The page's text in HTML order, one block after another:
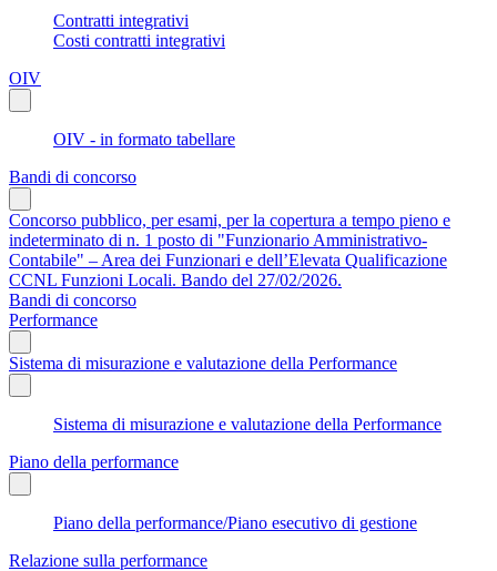
Contratti integrativi
Costi contratti integrativi
OIV
OIV - in formato tabellare
Bandi di concorso
Concorso pubblico, per esami, per la copertura a tempo pieno e
indeterminato di n. 1 posto di "Funzionario Amministrativo-
Contabile" – Area dei Funzionari e dell’Elevata Qualificazione
CCNL Funzioni Locali. Bando del 27/02/2026.
Bandi di concorso
Performance
Sistema di misurazione e valutazione della Performance
Sistema di misurazione e valutazione della Performance
Piano della performance
Piano della performance/Piano esecutivo di gestione
Relazione sulla performance